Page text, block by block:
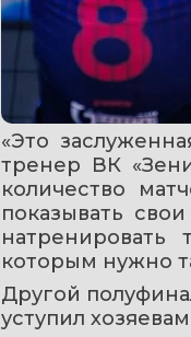
«Это
тренер ВК
количество
показывать
которым нужно
Другой
уступил